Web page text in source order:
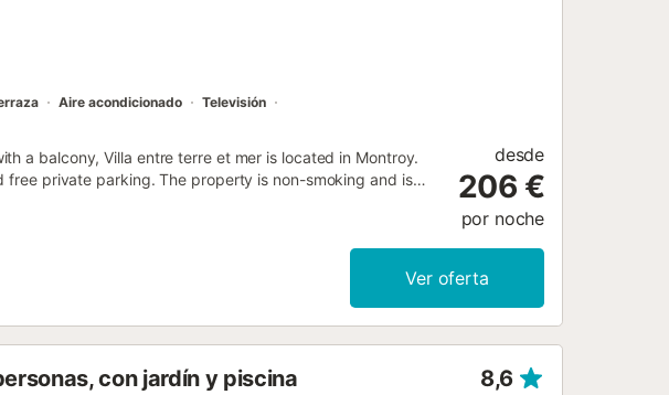
Aire acondicionado
Televisión
a balcony, Villa entre terre et mer is located in Montroy.
free private parking. The property is non-smoking and is
desde
206 €
por noche
Ver oferta
con jardín y piscina 8,6